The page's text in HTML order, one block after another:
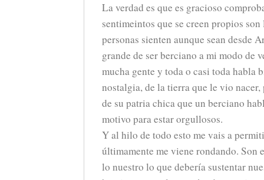
La verdad es que es gracioso
sentimeintos que se creen propios
personas sienten aunque sean desde
grande de ser berciano a mi modo de
mucha gente y toda o casi toda habla
nostalgia, de la tierra que le vio
de su patria chica que un berciano
motivo para estar orgullosos.
Y al hilo de todo esto me vais a
últimamente me viene rondando. Son
lo nuestro lo que debería sustentar